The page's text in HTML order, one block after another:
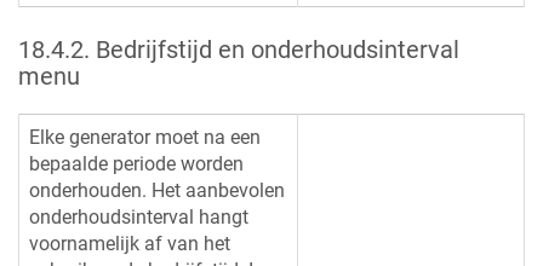
18.4.2. Bedrijfstijd en onderhoudsinterval
menu
Elke generator moet na een
bepaalde periode worden
onderhouden. Het aanbevolen
onderhoudsinterval hangt
voornamelijk af van het